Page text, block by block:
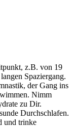
z.B. von 19
Spaziergang.
der Gang ins
Nimm
zu Dir.
Durchschlafen.
und trinke